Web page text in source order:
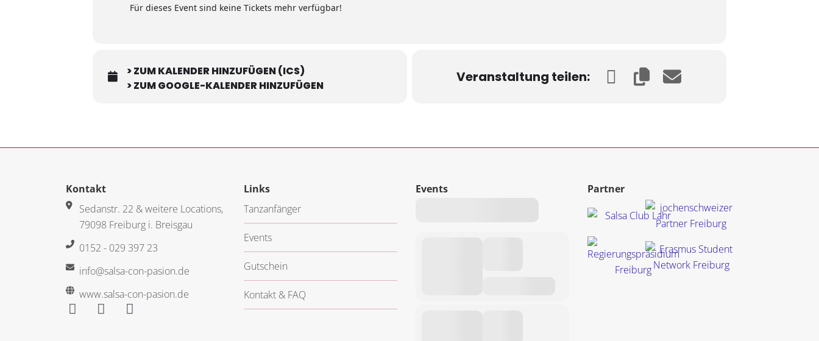
Für dieses Event sind keine Tickets mehr verfügbar!
> ZUM KALENDER HINZUFÜGEN (ICS)
> ZUM GOOGLE-KALENDER HINZUFÜGEN
Veranstaltung teilen:
Kontakt
Sedanstr. 22 & weitere Locations,
79098 Freiburg i. Breisgau
0152 - 029 397 23
info@salsa-con-pasion.de
www.salsa-con-pasion.de
F Y I
Links
Tanzanfänger
Events
Gutschein
Kontakt & FAQ
Events Partner